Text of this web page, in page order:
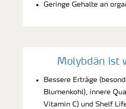
Geringe Gehalte an
Molybdän ist
Bessere Erträge
Blumenkohl), innere
Vitamin C) und Shelf